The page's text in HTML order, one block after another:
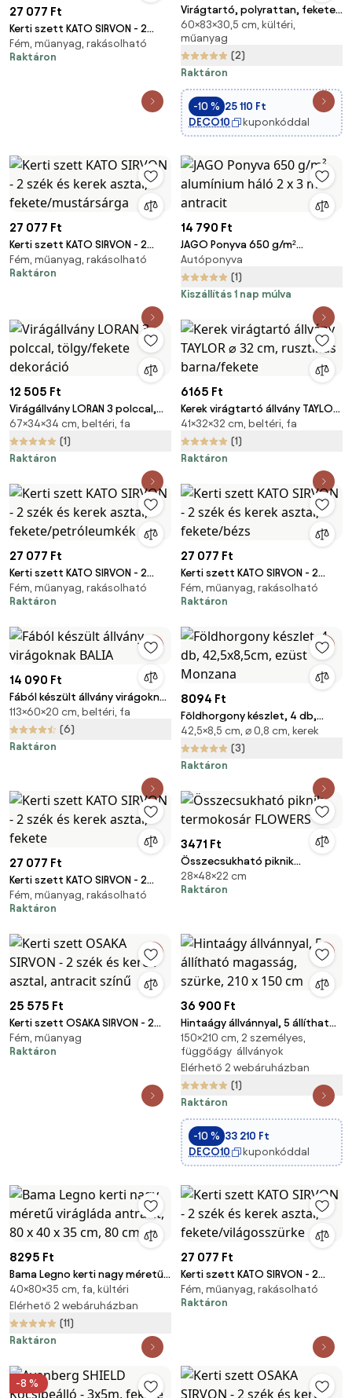
27 077 Ft
Kerti szett KATO SIRVON - 2
szék és kerek asztal,
fekete/terrakotta
Fém, műanyag, rakásolható
Raktáron
Virágtartó, polyrattan, fekete,
83 x 30
60×83×30,5 cm, kültéri,
műanyag
(2)
Raktáron
-10 % 25 110 Ft
DECO10
kuponkóddal
27 077 Ft
Kerti szett KATO SIRVON - 2
szék és kerek asztal,
fekete/mustársárga
Fém, műanyag, rakásolható
Raktáron
14 790 Ft
JAGO Ponyva 650 g/m²
Autóponyva
(1)
Kiszállítás 1 nap múlva
12 505 Ft
Virágállvány LORAN 3 polccal,
tölgy/fekete dekoráció
67×34×34 cm, beltéri, fa
(1)
Raktáron
6165 Ft
Kerek virágtartó állvány TAYLOR
⌀ 32 cm, rusztikus barna/fekete
41×32×32 cm, beltéri, fa
(1)
Raktáron
27 077 Ft
Kerti szett KATO SIRVON - 2
szék és kerek asztal,
fekete/petróleumkék
Fém, műanyag, rakásolható
Raktáron
27 077 Ft
Kerti szett KATO SIRVON - 2
szék és kerek asztal,
fekete/bézs
Fém, műanyag, rakásolható
Raktáron
14 090 Ft
Fából készült állvány virágoknak
BALIA
113×60×20 cm, beltéri, fa
(6)
Raktáron
8094 Ft
Földhorgony készlet, 4 db,
42,5x8,5cm, ezüst Monzana
42,5×8,5 cm, ⌀ 0,8 cm, kerek
(3)
Raktáron
27 077 Ft
Kerti szett KATO SIRVON - 2
szék és kerek asztal, fekete
Fém, műanyag, rakásolható
Raktáron
3471 Ft
Összecsukható piknik
termokosár FLOWERS
28×48×22 cm
Raktáron
25 575 Ft
Kerti szett OSAKA SIRVON - 2
szék és kerek asztal, antracit
színű
Fém, műanyag
Raktáron
36 900 Ft
Hintaágy állvánnyal, 5 állítható
magasság, szürke, 210 x 150 cm
150×210 cm, 2 személyes,
függőágy állványok
Elérhető 2 webáruházban
(1)
Raktáron
-10 % 33 210 Ft
DECO10
kuponkóddal
8295 Ft
Bama Legno kerti nagy méretű
virágláda antracit, 80 x 40 x 35
cm, 80 cm
40×80×35 cm, fa, kültéri
Elérhető 2 webáruházban
(11)
Raktáron
27 077 Ft
Kerti szett KATO SIRVON - 2
szék és kerek asztal,
fekete/világosszürke
Fém, műanyag, rakásolható
Raktáron
-8 %